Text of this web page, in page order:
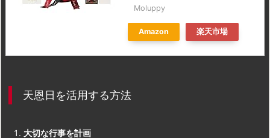
Moluppy
Amazon 楽天市場
天恩日を活用する方法
大切な行事を計画